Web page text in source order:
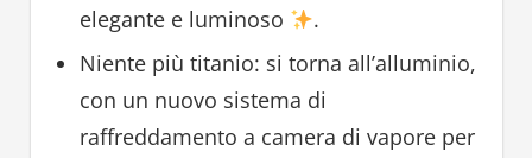
elegante e luminoso
.
Niente più titanio: si torna all’alluminio,
con un nuovo sistema di
raffreddamento a camera di vapore per